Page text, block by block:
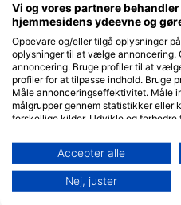
NEREN Diving Komodo
Jln. Soekarno Hatta, 86754
Labuan Bajo, NT -
Indonesien
Maika Komodo Tour & Diving
Jl. Soekarno Hatta, 86754
Labuan Bajo, NT -
Wet Frog Divers
C/O Bintang Flores Hotel,
RT/RW 005/002 Labuan
Bajo Desa Gorontalo Kec,
NT - Indonesien
Vi og vores partnere
hjemmesidens ydeevne og
Opbevare og/eller tilgå oplysninger
oplysninger til at vælge annoncering.
annoncering. Bruge profiler til at
profiler for at tilpasse indhold. Bruge
Måle annonceringseffektivitet. Måle
målgrupper gennem statistikker eller
forskellige kilder. Udvikle og
Yderligere oplysninger om Googles
https://business.safety.google/
Data kan deles uden for EU og sendes
Dit samtykke og cookie gælder
Accepter alle
Nej, juster